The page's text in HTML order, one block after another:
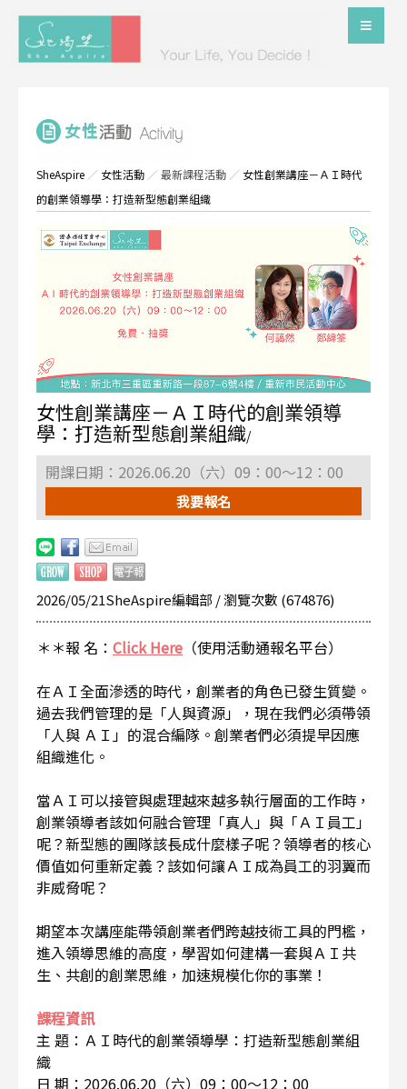
SheAspire ／ 女性活動 ／最新課程活動 ／ 女性創業講座－ＡＩ時代
的創業領導學：打造新型態創業組織
女性創業講座－ＡＩ時代的創業領導
學：打造新型態創業組織/
開課日期：2026.06.20（六）09：00～12：00
我要報名
2026/05/21SheAspire編輯部 / 瀏覽次數 (674876)
＊＊報 名： Click Here （使用活動通報名平台）
在ＡＩ全面滲透的時代，創業者的角色已發生質變。
過去我們管理的是「人與資源」，現在我們必須帶領
「人與 ＡＩ」的混合編隊。創業者們必須提早因應
組織進化。
當ＡＩ可以接管與處理越來越多執行層面的工作時，
創業領導者該如何融合管理「真人」與「ＡＩ員工」
呢？新型態的團隊該長成什麼樣子呢？領導者的核心
價值如何重新定義？該如何讓ＡＩ成為員工的羽翼而
非威脅呢？
期望本次講座能帶領創業者們跨越技術工具的門檻，
進入領導思維的高度，學習如何建構一套與ＡＩ共
生、共創的創業思維，加速規模化你的事業！
課程資訊
主 題：ＡＩ時代的創業領導學：打造新型態創業組
織
日 期：2026.06.20（六）09：00～12：00